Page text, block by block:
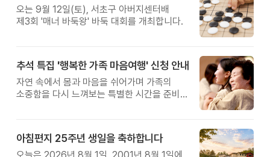
오는 9월 12일(토), 서초구 아버지센터배
제3회 '매너 바둑왕' 바둑 대회를 개최합니다.
추석 특집 '행복한 가족 마음여행' 신청 안내
자연 속에서 몸과 마음을 쉬어가며 가족의
소중함을 다시 느껴보는 특별한 시간을 준비해
아침편지 25주년 생일을 축하합니다